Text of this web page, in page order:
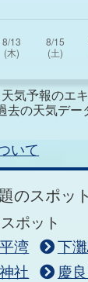
気予報のエ
去の天気デー
いて
のスポット
ポット
湾
下
社
慶